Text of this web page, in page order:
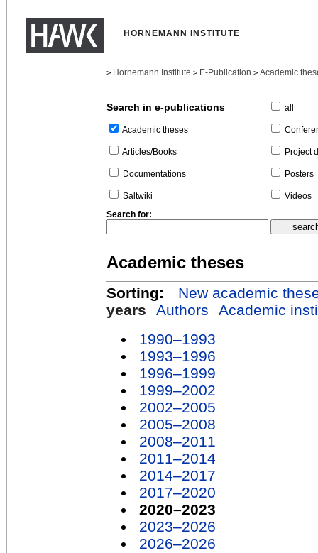
HORNEMANN INSTITUTE
> Hornemann Institute > E-Publication > Academic
Search in e-publications
Academic theses
Articles/Books
Documentations
Saltwiki
all
Project
Posters
Videos
Search for:
Academic theses
Sorting:
New academic
years
Authors
Academic
1990–1993
1993–1996
1996–1999
1999–2002
2002–2005
2005–2008
2008–2011
2011–2014
2014–2017
2017–2020
2020–2023
2023–2026
2026–2026